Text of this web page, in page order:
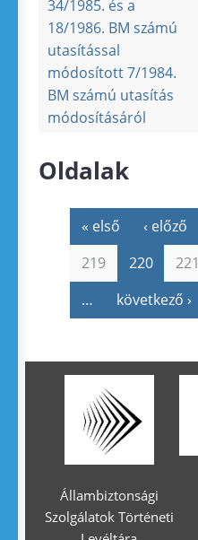
34/1985. és a
18/1986. BM számú
utasítással
módosított 7/1984.
BM számú utasítás
módosításáról
Oldalak
« első ‹ előző
219
220 221
…
következő ›
Állambiztonsági
Szolgálatok Történeti